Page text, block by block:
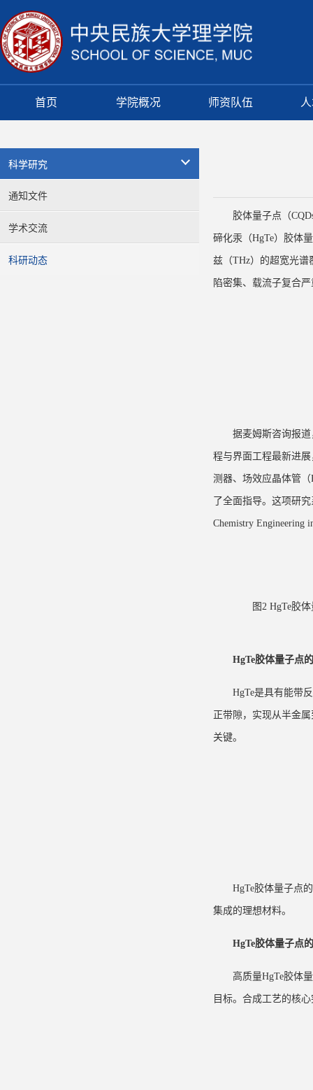
首页 学院概况 师资队伍
科学研究
通知文件
学术交流
科研动态
胶体量子点（
碲化汞（HgTe）胶体
兹（THz）的超宽光谱
陷密集、载流子复合
据麦姆斯咨询报
程与界面工程最新进
测器、场效应晶体管
了全面指导。这项研
Chemistry Engineering
图2 HgTe胶体
HgTe胶体量子点
HgTe是具有能带
正带隙，实现从半金
关键。
HgTe胶体量子点
集成的理想材料。
HgTe胶体量子点
高质量HgTe胶体
目标。 合成工艺的核